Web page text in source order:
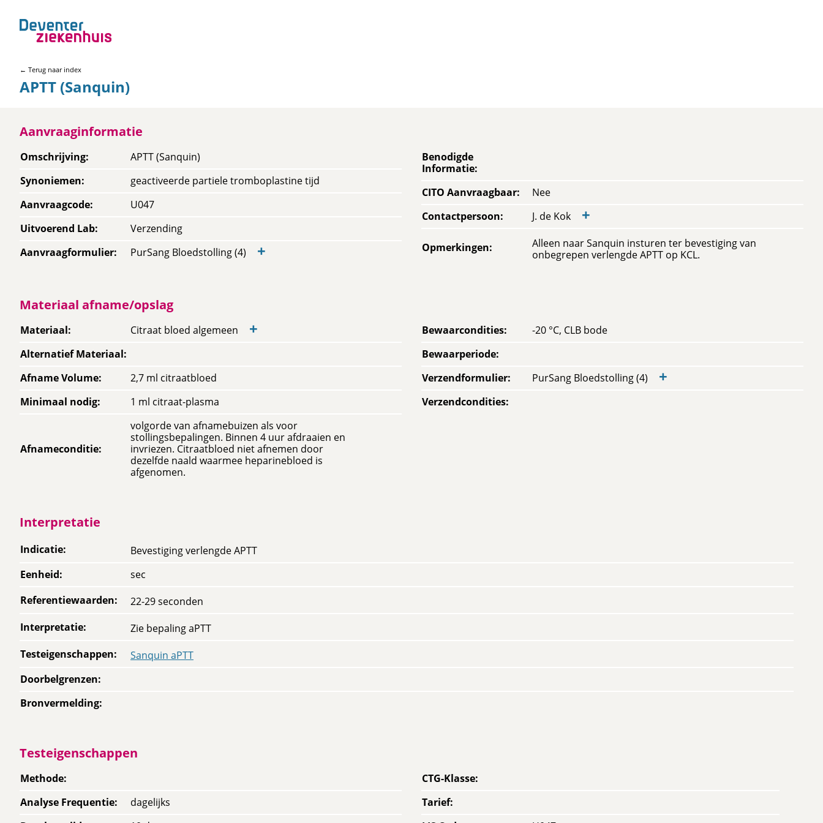
← Terug naar index
APTT (Sanquin)
Aanvraaginformatie
Omschrijving:
APTT (Sanquin)
Synoniemen:
geactiveerde partiele tromboplastine tijd
Aanvraagcode:
U047
Uitvoerend Lab:
Verzending
Aanvraagformulier: PurSang Bloedstolling (4) +
Benodigde
Informatie:
CITO Aanvraagbaar:
Nee
Contactpersoon: J. de Kok +
Opmerkingen:
Alleen naar Sanquin insturen ter bevestiging van
onbegrepen verlengde APTT op KCL.
Materiaal afname/opslag
Materiaal: Citraat bloed algemeen +
Alternatief Materiaal:
Afname Volume:
2,7 ml citraatbloed
Minimaal nodig: 1 ml citraat-plasma
Afnameconditie:
volgorde van afnamebuizen als voor
stollingsbepalingen. Binnen 4 uur afdraaien en
invriezen. Citraatbloed niet afnemen door
dezelfde naald waarmee heparinebloed is
afgenomen.
Bewaarcondities:
-20 °C, CLB bode
Bewaarperiode:
Verzendformulier: PurSang Bloedstolling (4) +
Verzendcondities:
Interpretatie
Indicatie:
Bevestiging verlengde APTT
Eenheid:
sec
Referentiewaarden:
22-29 seconden
Interpretatie:
Zie bepaling aPTT
Testeigenschappen:
Sanquin aPTT
Doorbelgrenzen:
Bronvermelding:
Testeigenschappen
Methode:
Analyse Frequentie:
dagelijks
CTG-Klasse:
Tarief: